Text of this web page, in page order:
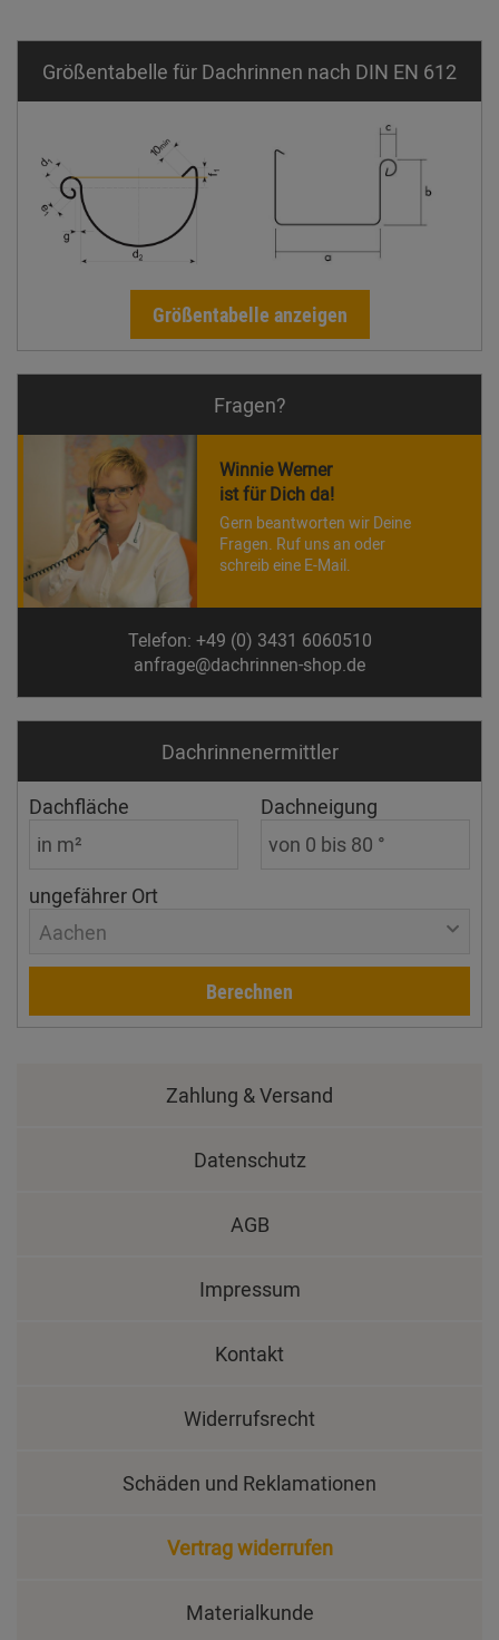
Größentabelle für Dachrinnen nach DIN EN 612
Größentabelle anzeigen
Fragen?
Winnie Werner
ist für Dich da!
Gern beantworten wir Deine
Fragen. Ruf uns an oder
schreib eine E-Mail.
Telefon: +49 (0) 3431 6060510
anfrage@dachrinnen-shop.de
Dachrinnen­ermittler
Dachfläche Dachneigung
ungefährer Ort
Aachen
Berechnen
Zahlung & Versand
Datenschutz
AGB
Impressum
Kontakt
Widerrufsrecht
Schäden und Reklamationen
Vertrag widerrufen
Materialkunde